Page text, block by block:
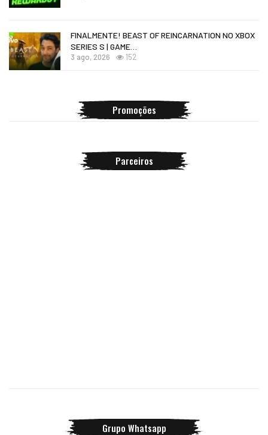
FINALMENTE! BEAST OF REINCARNATION NO XBOX
SERIES S | GAME…
3 ago, 2026 152
Promoções
Parceiros
Grupo Whatsapp